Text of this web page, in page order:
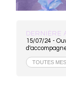
DERNIÈRE
15/07/24 -
TOUTES